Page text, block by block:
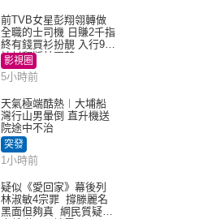
前TVB女星彭翔翎轉做
全職的士司機 日賺2千指
終有錢買衫扮靚 入行9年
被封翻版林夏薇
影視圈
5小時前
天氣極端酷熱︱大埔船
灣行山男暈倒 直升機送
院途中不治
突發
1小時前
疑似《愛回家》幕後列
林淑敏4宗罪 撐滕麗名
黑面但夠真 網民質疑：